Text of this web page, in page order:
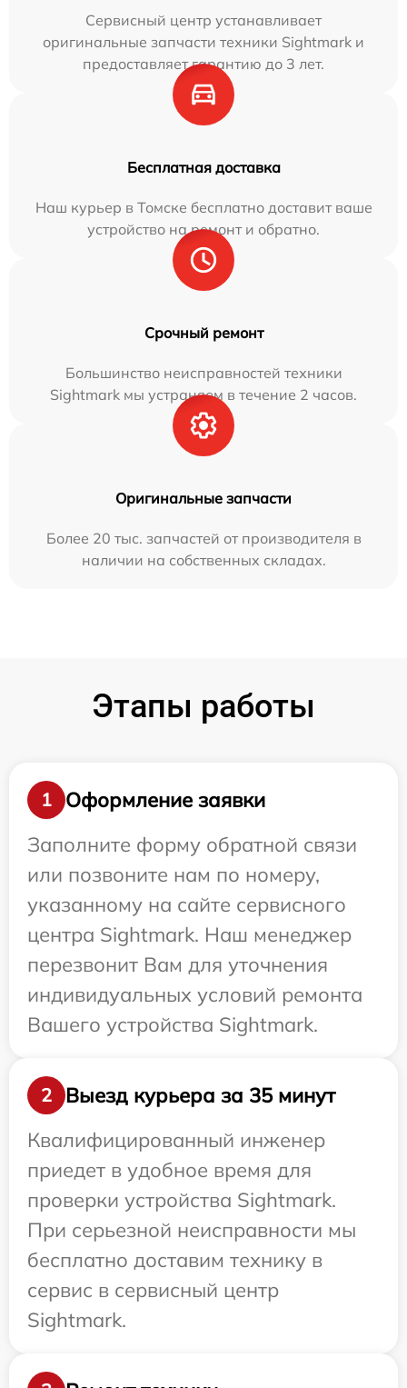
Сервисный центр устанавливает
оригинальные запчасти техники Sightmark и
предоставляет гарантию до 3 лет.
Бесплатная доставка
Наш курьер в Томске бесплатно доставит ваше
устройство на ремонт и обратно.
Срочный ремонт
Большинство неисправностей техники
Sightmark мы устраняем в течение 2 часов.
Оригинальные запчасти
Более 20 тыс. запчастей от производителя в
наличии на собственных складах.
Этапы работы
1
Оформление заявки
Заполните форму обратной связи
или позвоните нам по номеру,
указанному на сайте сервисного
центра Sightmark. Наш менеджер
перезвонит Вам для уточнения
индивидуальных условий ремонта
Вашего устройства Sightmark.
2
Выезд курьера за 35 минут
Квалифицированный инженер
приедет в удобное время для
проверки устройства Sightmark.
При серьезной неисправности мы
бесплатно доставим технику в
сервис в сервисный центр
Sightmark.